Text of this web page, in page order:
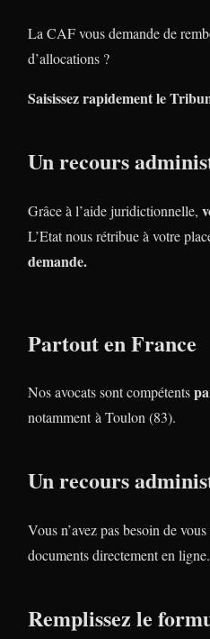
La CAF vous demande de
d’allocations ?
Saisissez rapidement le
Un recours
Grâce à l’aide juridictionnelle,
L’Etat nous rétribue à votre
demande.
Partout en France
Nos avocats sont compétents
notamment à Toulon (83).
Un recours
Vous n’avez pas besoin de
documents directement en ligne.
Remplissez le